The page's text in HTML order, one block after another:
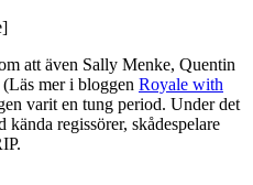
att även Sally Menke, Quentin
mer i bloggen Royale with
varit en tung period. Under det
kända regissörer, skådespelare